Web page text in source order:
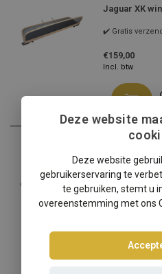
Jaguar XK
✔️ Gratis
€159,00
Incl. btw
Jaguar XK
✔️ Gratis
€139,00
Deze website
Deze website
gebruikerservaring te
te gebruiken, stemt u
overeenstemming met ons